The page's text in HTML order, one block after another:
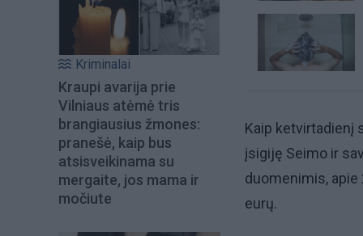
Kriminalai
Kraupi avarija prie
Vilniaus atėmė tris
brangiausius žmones:
pranešė, kaip bus
atsisveikinama su
mergaite, jos mama ir
močiute
Kaip ketvirtadienį
įsigiję Seimo ir
duomenimis,
eurų.